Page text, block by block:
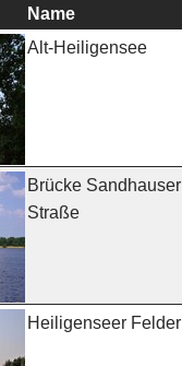
Name
Alt-Heiligensee
Brücke Sandhauser
Straße
Heiligenseer Felder